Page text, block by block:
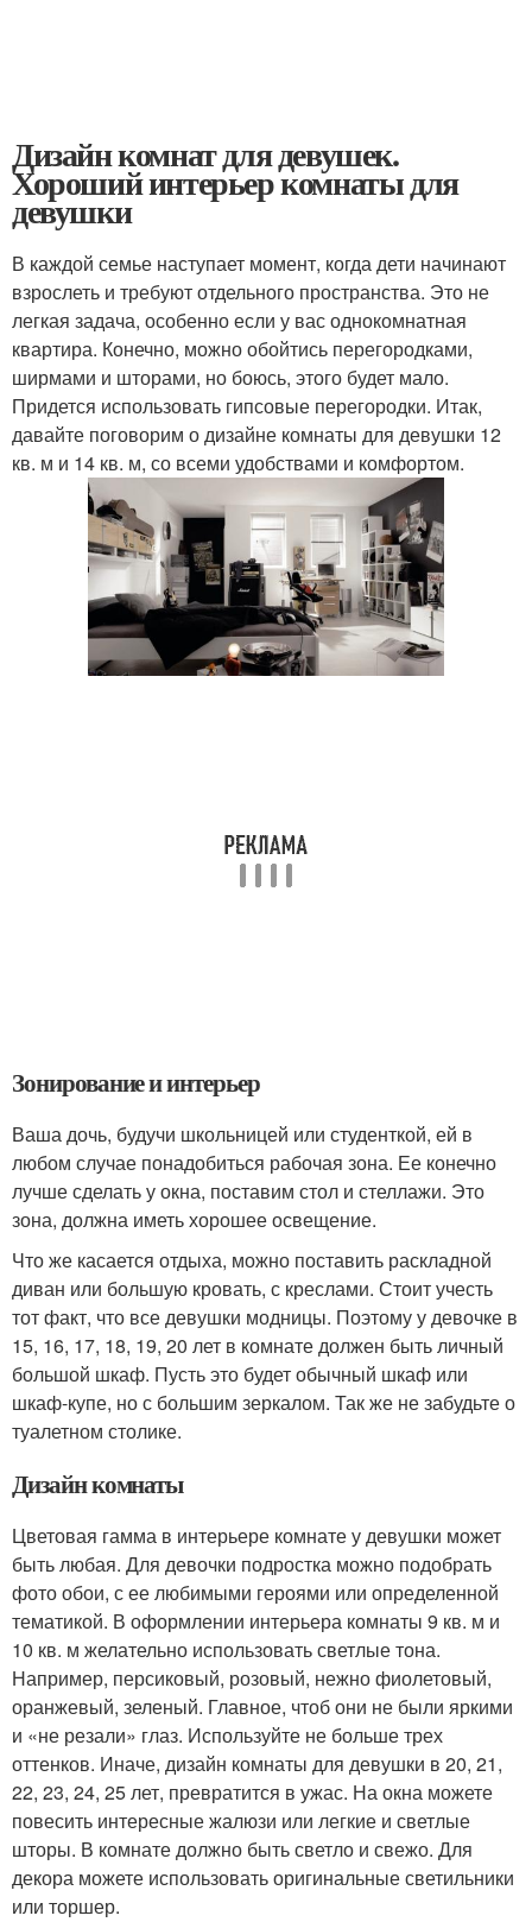
Дизайн комнат для девушек.
Хороший интерьер комнаты для
девушки
В каждой семье наступает момент, когда дети начинают
взрослеть и требуют отдельного пространства. Это не
легкая задача, особенно если у вас однокомнатная
квартира. Конечно, можно обойтись перегородками,
ширмами и шторами, но боюсь, этого будет мало.
Придется использовать гипсовые перегородки. Итак,
давайте поговорим о дизайне комнаты для девушки 12
кв. м и 14 кв. м, со всеми удобствами и комфортом.
Зонирование и интерьер
Ваша дочь, будучи школьницей или студенткой, ей в
любом случае понадобиться рабочая зона. Ее конечно
лучше сделать у окна, поставим стол и стеллажи. Это
зона, должна иметь хорошее освещение.
Что же касается отдыха, можно поставить раскладной
диван или большую кровать, с креслами. Стоит учесть
тот факт, что все девушки модницы. Поэтому у девочке в
15, 16, 17, 18, 19, 20 лет в комнате должен быть личный
большой шкаф. Пусть это будет обычный шкаф или
шкаф-купе, но с большим зеркалом. Так же не забудьте о
туалетном столике.
Дизайн комнаты
Цветовая гамма в интерьере комнате у девушки может
быть любая. Для девочки подростка можно подобрать
фото обои, с ее любимыми героями или определенной
тематикой. В оформлении интерьера комнаты 9 кв. м и
10 кв. м желательно использовать светлые тона.
Например, персиковый, розовый, нежно фиолетовый,
оранжевый, зеленый. Главное, чтоб они не были яркими
и «не резали» глаз. Используйте не больше трех
оттенков. Иначе, дизайн комнаты для девушки в 20, 21,
22, 23, 24, 25 лет, превратится в ужас. На окна можете
повесить интересные жалюзи или легкие и светлые
шторы. В комнате должно быть светло и свежо. Для
декора можете использовать оригинальные светильники
или торшер.